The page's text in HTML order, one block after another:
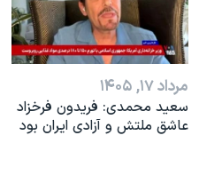
مرداد ۱۷, ۱۴۰۵
سعید محمدی: فریدون فرخزاد
عاشق ملتش و آزادی ایران بود